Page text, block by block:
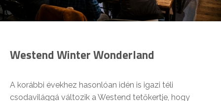
Westend Winter Wonderland
A korábbi évekhez hasonlóan idén is igazi téli
csodavilággá változik a Westend tetőkertje, hogy